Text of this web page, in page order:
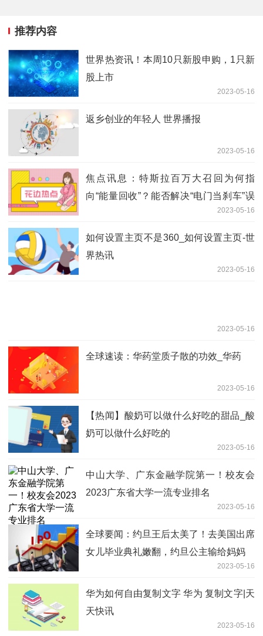
推荐内容
世界热资讯！本周10只新股申购，1只新
股上市
2023-05-16
返乡创业的年轻人 世界播报
2023-05-16
焦点讯息：特斯拉百万大召回为何指
向“能量回收”？能否解决“电门当刹车”误
2023-05-16
如何设置主页不是360_如何设置主页-世
界热讯
2023-05-16
2023-05-16
全球速读：华药堂质子散的功效_华药
2023-05-16
【热闻】酸奶可以做什么好吃的甜品_酸
奶可以做什么好吃的
2023-05-16
中山大学、广东金融学院第一！校友会
2023广东省大学一流专业排名
2023-05-16
全球要闻：约旦王后太美了！去美国出席
女儿毕业典礼嫩翻，约旦公主输给妈妈
2023-05-16
华为如何自由复制文字 华为 复制文字|天
天快讯
2023-05-16